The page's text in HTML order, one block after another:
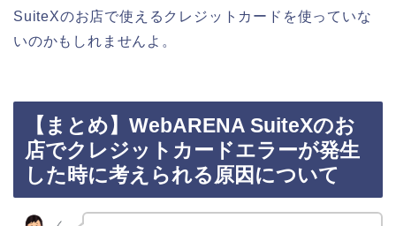
SuiteXのお店で使えるクレジットカードを使っていな
いのかもしれませんよ。
【まとめ】WebARENA SuiteXのお
店でクレジットカードエラーが発生
した時に考えられる原因について